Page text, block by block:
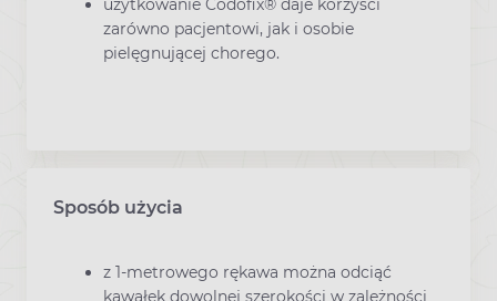
użytkowanie Codofix® daje korzyści
zarówno pacjentowi, jak i osobie
pielęgnującej chorego.
Sposób użycia
z 1-metrowego rękawa można odciąć
kawałek dowolnej szerokości w zależności